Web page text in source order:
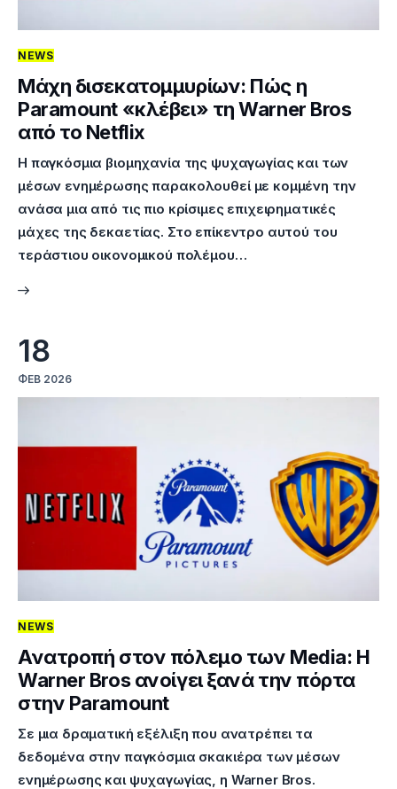
NEWS
Μάχη δισεκατομμυρίων: Πώς η
Paramount «κλέβει» τη Warner Bros
από το Netflix
Η παγκόσμια βιομηχανία της ψυχαγωγίας και των
μέσων ενημέρωσης παρακολουθεί με κομμένη την
ανάσα μια από τις πιο κρίσιμες επιχειρηματικές
μάχες της δεκαετίας. Στο επίκεντρο αυτού του
τεράστιου οικονομικού πολέμου…
18
ΦΕΒ 2026
NEWS
Ανατροπή στον πόλεμο των Media: Η
Warner Bros ανοίγει ξανά την πόρτα
στην Paramount
Σε μια δραματική εξέλιξη που ανατρέπει τα
δεδομένα στην παγκόσμια σκακιέρα των μέσων
ενημέρωσης και ψυχαγωγίας, η Warner Bros.